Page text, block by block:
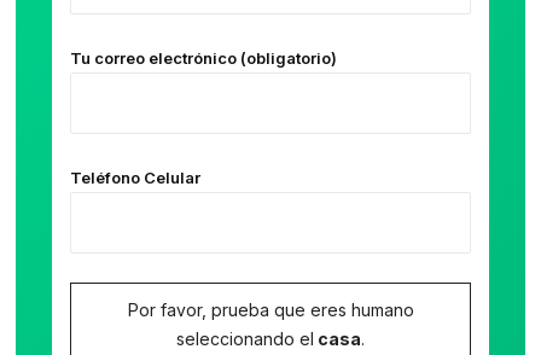
Tu correo electrónico (obligatorio)
Teléfono Celular
Por favor, prueba que eres humano
seleccionando el casa.